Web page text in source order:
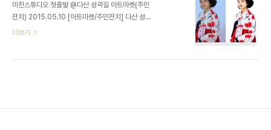
미친스튜디오 첫출발 @다산 성곽길 아트마켓(주민
잔치) 2015.05.10 [아트마켓/주민잔치] 다산 성곽
길 아트마켓에 참여하여 WDF(World DJ
더보기